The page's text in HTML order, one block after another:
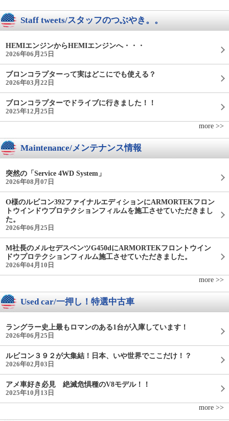
Staff tweets/スタッフのつぶやき。。
HEMIエンジンからHEMIエンジンへ・・・
2026年06月25日
ブロンコラプターって実はどこにでも使える？
2026年03月22日
ブロンコラプターでドライブに行きました！！
2025年12月25日
more >>
Maintenance/メンテナンス情報
突然の「Service 4WD System」
2026年08月07日
O様のルビコン392ファイナルエディションにARMORTEKフロン
トウインドウプロテクションフィルムを施工させていただきまし
た。
2026年06月25日
M社長のメルセデスベンツG450dにARMORTEKフロントウイン
ドウプロテクションフィルム施工させていただきました。
2026年04月10日
more >>
Used car/一押し！特選中古車
ラングラー史上最もロマンのある1台が入庫しています！
2026年06月25日
ルビコン３９２が大集結！日本、いや世界でここだけ！？
2026年02月03日
アメ車好き必見 絶滅危惧種のV8モデル！！
2025年10月13日
more >>